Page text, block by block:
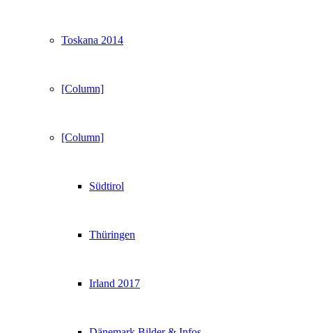
Toskana 2014
[Column]
[Column]
Südtirol
Thüringen
Irland 2017